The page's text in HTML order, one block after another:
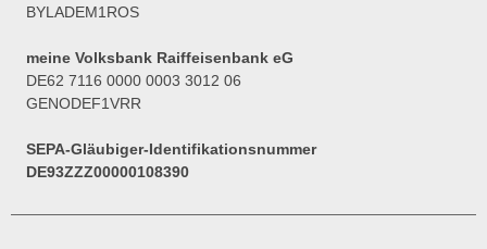
BYLADEM1ROS
meine Volksbank Raiffeisenbank eG
DE62 7116 0000 0003 3012 06
GENODEF1VRR
SEPA-Gläubiger-Identifikationsnummer
DE93ZZZ00000108390